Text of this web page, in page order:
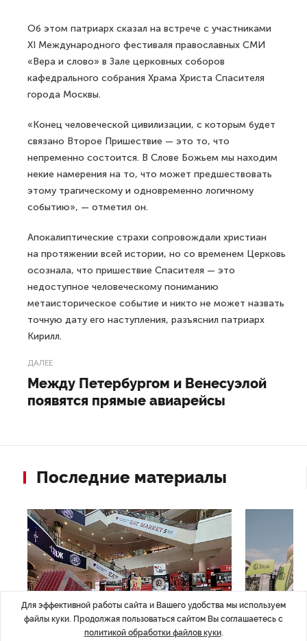
Об этом патриарх сказал на встрече с участниками
XI Международного фестиваля православных СМИ
«Вера и слово» в Зале церковных соборов
кафедрального собрания Храма Христа Спасителя
города Москвы.
«Конец человеческой цивилизации, с которым будет
связано Второе Пришествие — это то, что
непременно состоится. В Слове Божьем мы находим
некие намерения на то, что может предшествовать
этому трагическому и одновременно логичному
событию», — отметил он.
Апокалиптические страхи сопровождали христиан
на протяжении всей истории, но со временем Церковь
осознала, что пришествие Спасителя — это
недоступное человеческому пониманию
метаисторическое событие и никто не может назвать
точную дату его наступления, разъяснил патриарх
Кирилл.
ДАЛЕЕ
Между Петербургом и Венесуэлой
появятся прямые авиарейсы
Последние материалы
Для эффективной работы сайта и Вашего удобства мы используем
файлы куки. Продолжая пользоваться сайтом Вы соглашаетесь с
политикой обработки файлов куки.